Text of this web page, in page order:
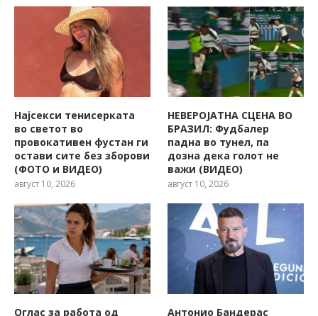
Најсекси тенисерката
во светот во
провокативен фустан ги
остави сите без зборови
(ФОТО и ВИДЕО)
август 10, 2026
НЕВЕРОЈАТНА СЦЕНА ВО
БРАЗИЛ: Фудбалер
падна во тунел, па
дозна дека голот не
важи (ВИДЕО)
август 10, 2026
Оглас за работа од
Антонио Бандерас